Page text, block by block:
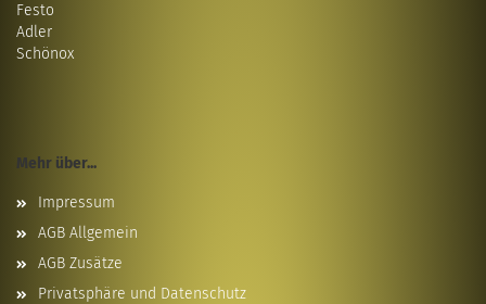
Festo
Adler
Schönox
Mehr über...
Impressum
AGB Allgemein
AGB Zusätze
Privatsphäre und Datenschutz